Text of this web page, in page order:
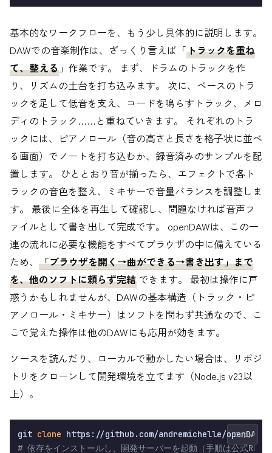
基本的なワークフローを、もう少し具体的に説明します。
DAWでの音楽制作は、ざっくり言えば「トラックを重ね
て、整える 」作業です。 まず、ドラムのトラックを作
り、リズムの土台を打ち込みます。 次に、ベースのトラ
ックを足して低音を支え、コードを鳴らすトラック、メロ
ディのトラック……と重ねていきます。 それぞれのトラ
ックには、ピアノロール（音の高さと長さを格子状に並べ
る画面）でノートを打ち込むか、録音済みのサンプルを配
置します。 ひととおり音が揃ったら、エフェクトで各ト
ラックの音色を整え、ミキサーで音量バランスを調整しま
す。 最後に全体を再生して確認し、問題なければ音声フ
ァイルとして書き出して完成です。 openDAWは、この一
連の流れに必要な機能をすべてブラウザの中に備えている
ため、 「ブラウザを開く→曲ができる→書き出す」まで
を、他のソフトに頼らず完結 できます。 最初は操作に戸
惑うかもしれませんが、DAWの基本構造（トラック・ピ
アノロール・ミキサー）はソフトを問わず共通なので、こ
こで覚えた操作は他のDAWにも応用が効きます。
ソースを読んだり、ローカルで動かしたい場合は、リポジ
トリをクローンして開発環境を立てます（Node.js v23以
上）。
git clone
# 依存をインストールし、開発サーバーを起動（手順は公式
Copy